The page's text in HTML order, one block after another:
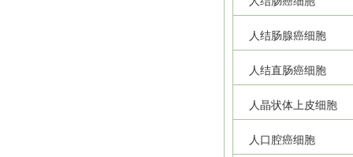
人结肠腺癌细胞
人结直肠癌细胞
人晶状体上皮细胞
人口腔癌细胞